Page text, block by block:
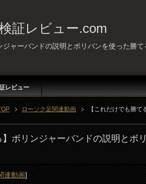
証レビュー.com
ジャーバンドの説明とボリバンを使った勝
レビュー
ローソク足関連動画 【これだけでも勝て
】ボリンジャーバンドの説明とボ
連動画]